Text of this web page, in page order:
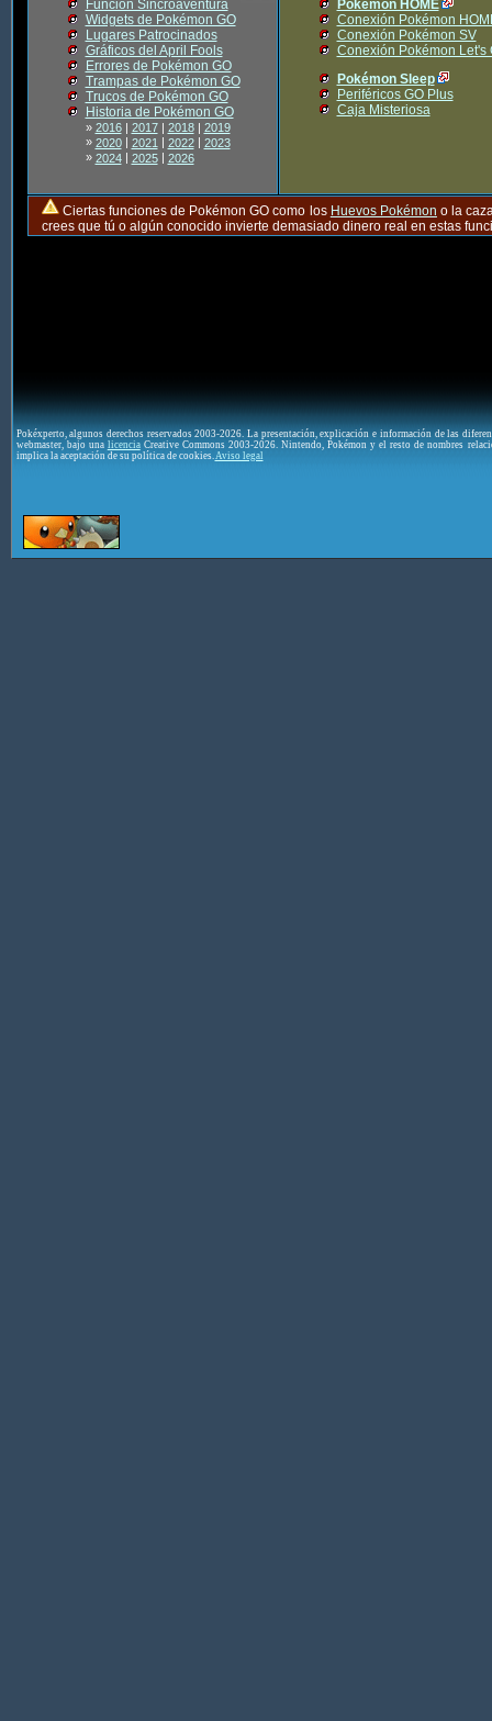
Función Sincroaventura
Widgets de Pokémon GO
Lugares Patrocinados
Gráficos del April Fools
Errores de Pokémon GO
Trampas de Pokémon GO
Trucos de Pokémon GO
Historia de Pokémon GO
» 2016| 2017| 2018| 2019
» 2020| 2021| 2022| 2023
» 2024| 2025| 2026
Pokémon HOME
Conexión Pokémon
Conexión Pokémon SV
Conexión Pokémon Let's
Pokémon Sleep
Periféricos GO Plus
Caja Misteriosa
Ciertas funciones de Pokémon GO como los Huevos Pokémon o la
crees que tú o algún conocido invierte demasiado dinero real en estas
Pokéxperto, algunos derechos reservados 2003-2026. La presentación, explicación e información de las
webmaster, bajo una licenciaCreative Commons 2003-2026. Nintendo, Pokémon y el resto de nombres
implica la aceptación de su política de cookies. Aviso legal